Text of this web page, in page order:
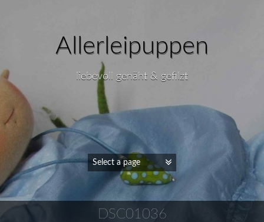
Allerleipuppen
liebevoll genäht & gefilzt
DSC01036